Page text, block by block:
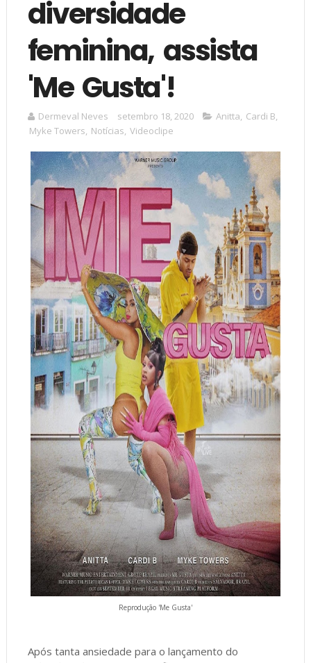
diversidade
feminina, assista
'Me Gusta'!
Dermeval Neves setembro 18, 2020 Anitta, Cardi B,
Myke Towers, Notícias, Videoclipe
Reprodução 'Me Gusta'
Após tanta ansiedade para o lançamento do